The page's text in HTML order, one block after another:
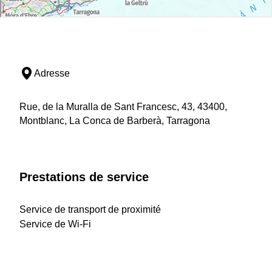
Adresse
Rue, de la Muralla de Sant Francesc, 43, 43400,
Montblanc, La Conca de Barberà, Tarragona
Prestations de service
Service de transport de proximité
Service de Wi-Fi